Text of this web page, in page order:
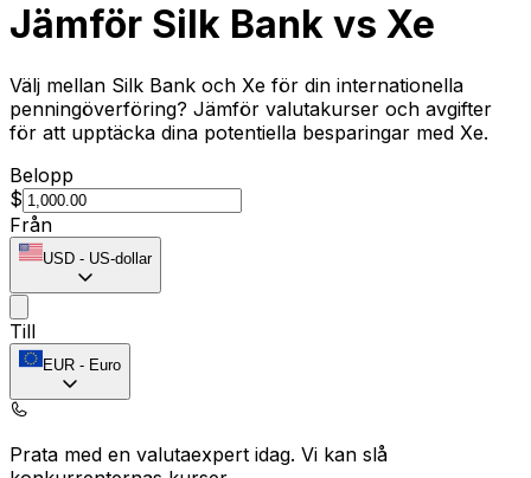
Jämför Silk Bank vs Xe
Välj mellan Silk Bank och Xe för din internationella
penningöverföring? Jämför valutakurser och avgifter
för att upptäcka dina potentiella besparingar med Xe.
Belopp
$
Från
USD - US-dollar
Till
EUR - Euro
Prata med en valutaexpert idag. Vi kan slå